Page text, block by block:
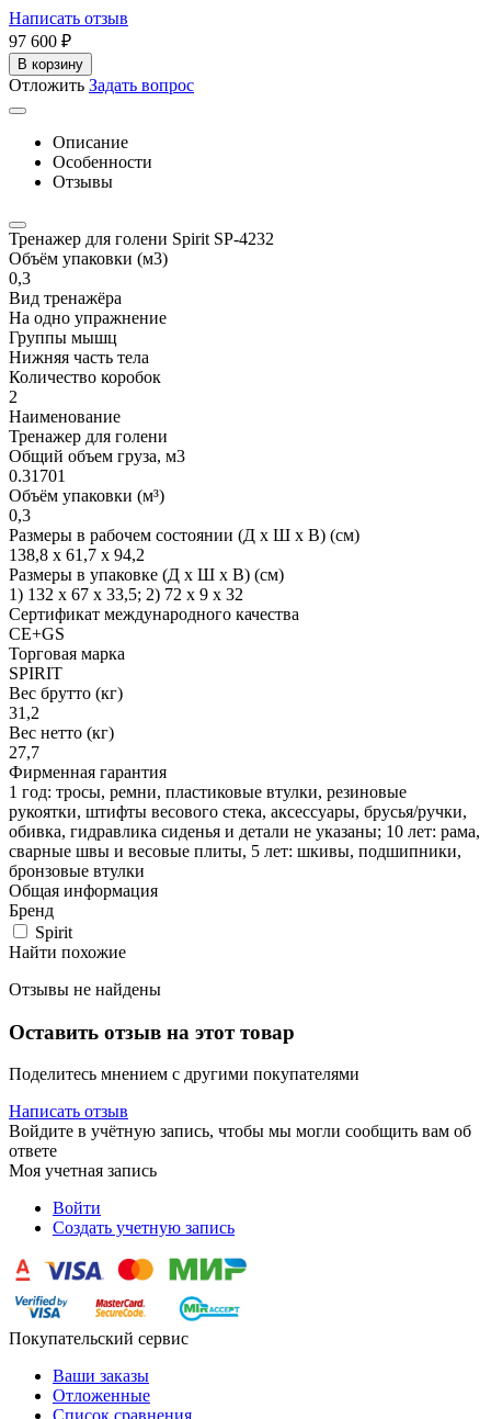
Написать отзыв
97 600 ₽
В корзину
Отложить Задать вопрос
Описание
Особенности
Отзывы
Тренажер для голени Spirit SP-4232
Объём упаковки (м3)
0,3
Вид тренажёра
На одно упражнение
Группы мышц
Нижняя часть тела
Количество коробок
2
Наименование
Тренажер для голени
Общий объем груза, м3
0.31701
Объём упаковки (м³)
0,3
Размеры в рабочем состоянии (Д х Ш х В) (см)
138,8 x 61,7 x 94,2
Размеры в упаковке (Д х Ш х В) (см)
1) 132 х 67 х 33,5; 2) 72 х 9 х 32
Сертификат международного качества
CE+GS
Торговая марка
SPIRIT
Вес брутто (кг)
31,2
Вес нетто (кг)
27,7
Фирменная гарантия
1 год: тросы, ремни, пластиковые втулки, резиновые
рукоятки, штифты весового стека, аксессуары, брусья/ручки,
обивка, гидравлика сиденья и детали не указаны; 10 лет: рама,
сварные швы и весовые плиты, 5 лет: шкивы, подшипники,
бронзовые втулки
Общая информация
Бренд
Spirit
Найти похожие
Отзывы не найдены
Оставить отзыв на этот товар
Поделитесь мнением с другими покупателями
Написать отзыв
Войдите в учётную запись, чтобы мы могли сообщить вам об
ответе
Моя учетная запись
Войти
Создать учетную запись
Покупательский сервис
Ваши заказы
Отложенные